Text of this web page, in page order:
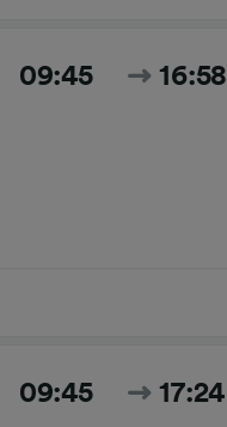
09:45 16:58
09:45 17:24